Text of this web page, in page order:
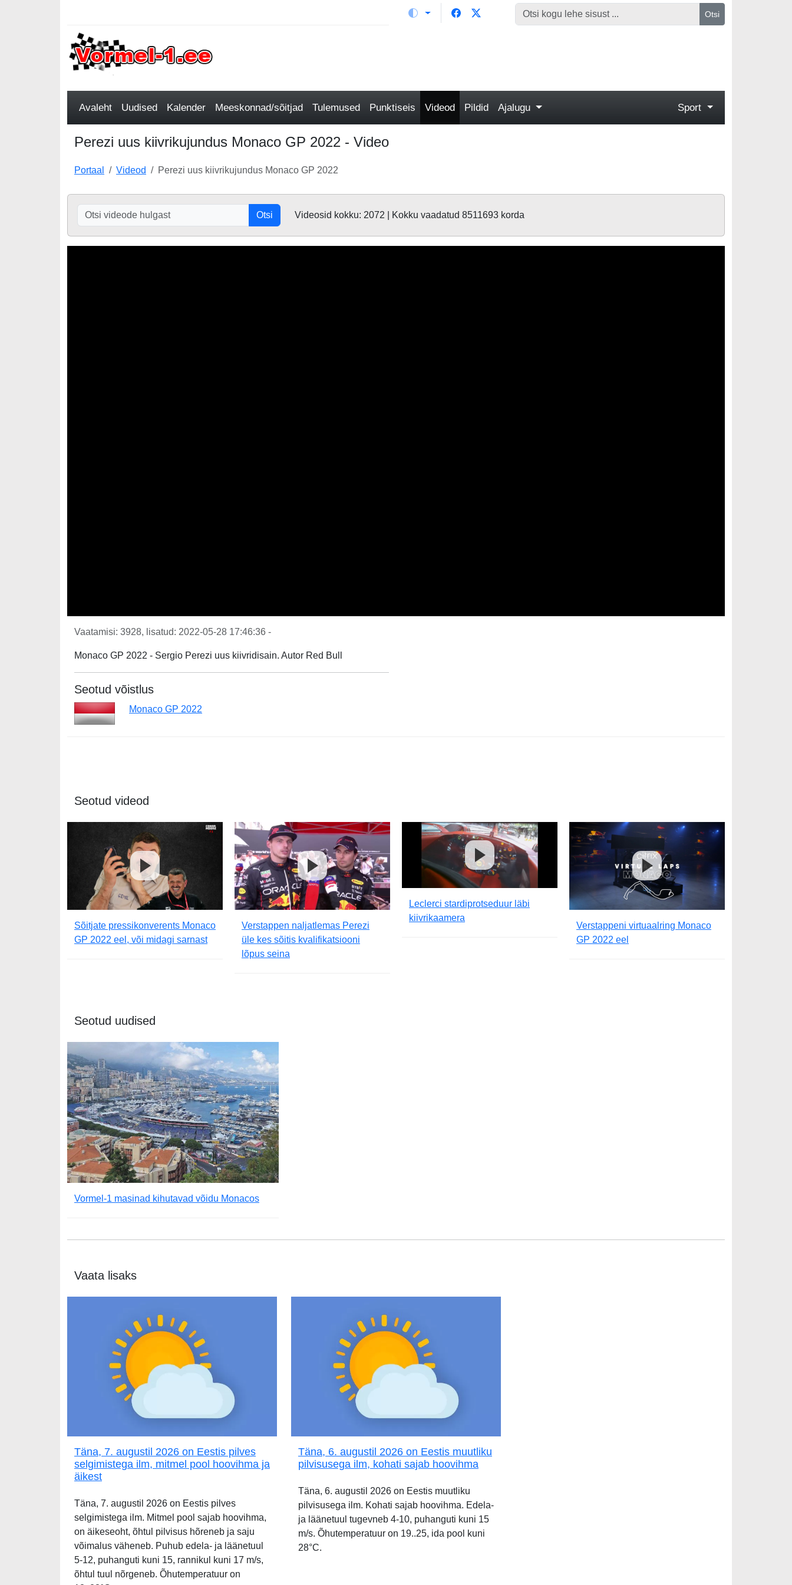
Otsi
Avaleht Uudised Kalender Meeskonnad/sõitjad Tulemused Punktiseis Videod Pildid Ajalugu Sport
Perezi uus kiivrikujundus Monaco GP 2022 - Video
Portaal Videod Perezi uus kiivrikujundus Monaco GP 2022
Otsi Videosid kokku: 2072 | Kokku vaadatud 8511693 korda
Vaatamisi: 3928, lisatud: 2022-05-28 17:46:36 -
Monaco GP 2022 - Sergio Perezi uus kiivridisain. Autor Red Bull
Seotud võistlus
Monaco GP 2022
Seotud videod
Sõitjate pressikonverents Monaco
GP 2022 eel, või midagi sarnast
Verstappen naljatlemas Perezi
üle kes sõitis kvalifikatsiooni
lõpus seina
Leclerci stardiprotseduur läbi
kiivrikaamera
Verstappeni virtuaalring Monaco
GP 2022 eel
Seotud uudised
Vormel-1 masinad kihutavad võidu Monacos
Vaata lisaks
Täna, 7. augustil 2026 on Eestis pilves
selgimistega ilm, mitmel pool hoovihma ja
äikest
Täna, 7. augustil 2026 on Eestis pilves
selgimistega ilm. Mitmel pool sajab hoovihma,
on äikeseoht, õhtul pilvisus hõreneb ja saju
võimalus väheneb. Puhub edela- ja läänetuul
5-12, puhanguti kuni 15, rannikul kuni 17 m/s,
õhtul tuul nõrgeneb. Õhutemperatuur on
Täna, 6. augustil 2026 on Eestis muutliku
pilvisusega ilm, kohati sajab hoovihma
Täna, 6. augustil 2026 on Eestis muutliku
pilvisusega ilm. Kohati sajab hoovihma. Edela-
ja läänetuul tugevneb 4-10, puhanguti kuni 15
m/s. Õhutemperatuur on 19..25, ida pool kuni
28°C.